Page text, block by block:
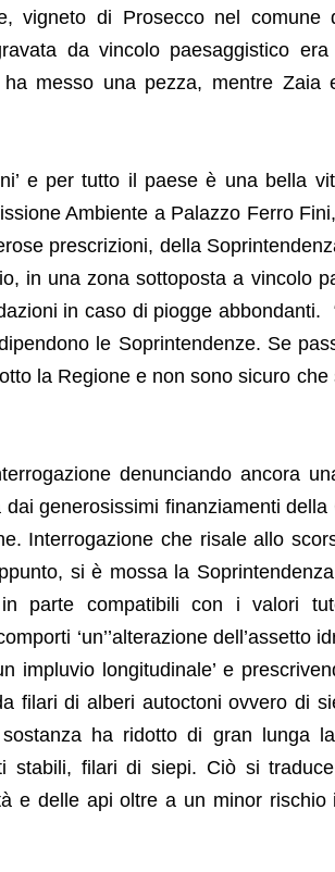
vigneto di Prosecco nel comune
da vincolo paesaggistico
messo una pezza, mentre
e per tutto il paese è una bella
Ambiente a Palazzo Ferro
prescrizioni, della
in una zona sottoposta a vincolo
in caso di piogge abbondanti.
le Soprintendenze. Se
la Regione e non sono sicuro
denunciando ancora
generosissimi finanziamenti
Interrogazione che risale allo
si è mossa la
parte compatibili con i valori
‘un’’alterazione dell’assetto
impluvio longitudinale’ e
filari di alberi autoctoni ovvero di
ha ridotto di gran lunga
stabili, filari di siepi. Ciò si
e delle api oltre a un minor rischio